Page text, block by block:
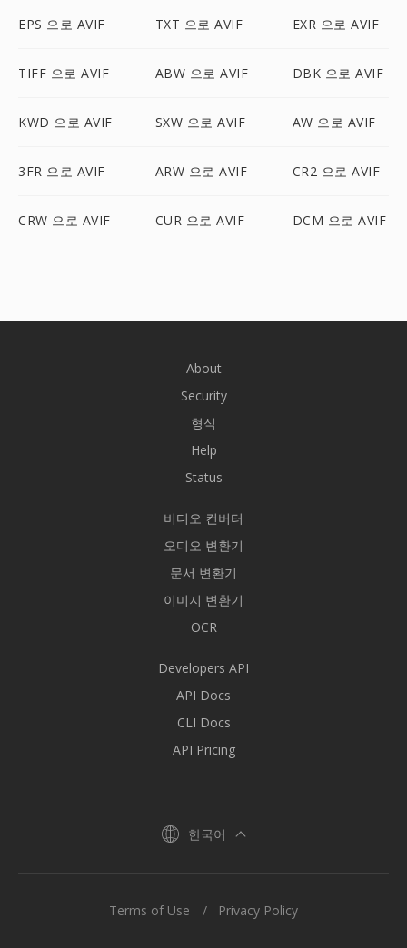
EPS 으로 AVIF TXT 으로 AVIF EXR 으로 AVIF
TIFF 으로 AVIF ABW 으로 AVIF DBK 으로 AVIF
KWD 으로 AVIF SXW 으로 AVIF AW 으로 AVIF
3FR 으로 AVIF ARW 으로 AVIF CR2 으로 AVIF
CRW 으로 AVIF CUR 으로 AVIF DCM 으로 AVIF
About
Security
형식
Help
Status
비디오 컨버터
오디오 변환기
문서 변환기
이미지 변환기
OCR
Developers API
API Docs
CLI Docs
API Pricing
한국어
Terms of Use Privacy Policy